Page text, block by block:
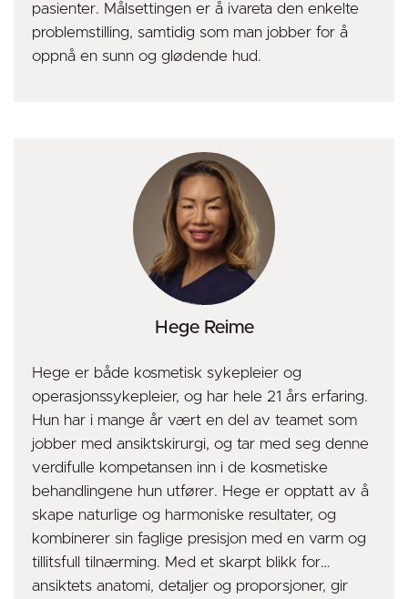
pasienter. Målsettingen er å ivareta den enkelte
problemstilling, samtidig som man jobber for å
oppnå en sunn og glødende hud.
Hege Reime
Hege er både kosmetisk sykepleier og
operasjonssykepleier, og har hele 21 års erfaring.
Hun har i mange år vært en del av teamet som
jobber med ansiktskirurgi, og tar med seg denne
verdifulle kompetansen inn i de kosmetiske
behandlingene hun utfører. Hege er opptatt av å
skape naturlige og harmoniske resultater, og
kombinerer sin faglige presisjon med en varm og
tillitsfull tilnærming. Med et skarpt blikk for
ansiktets anatomi, detaljer og proporsjoner, gir